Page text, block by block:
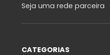
Seja uma rede parceira
CATEGORIAS